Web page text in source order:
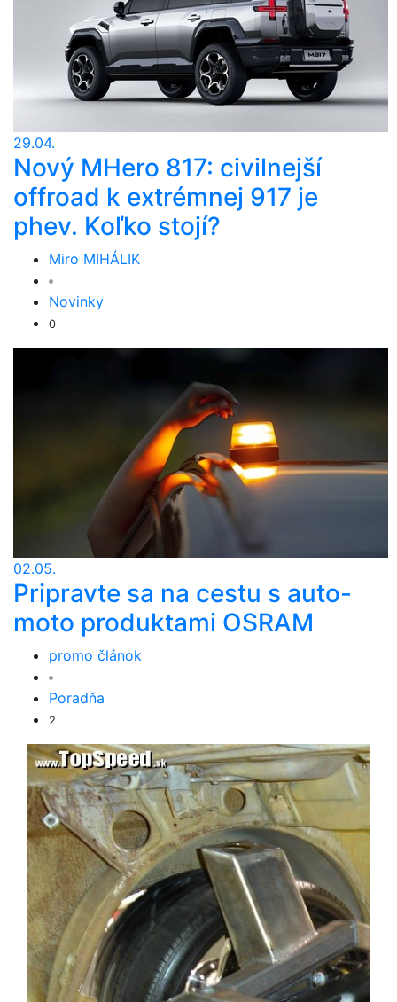
29.04.
Nový MHero 817: civilnejší
offroad k extrémnej 917 je
phev. Koľko stojí?
Miro MIHÁLIK
Novinky
0
02.05.
Pripravte sa na cestu s auto-
moto produktami OSRAM
promo článok
Poradňa
2